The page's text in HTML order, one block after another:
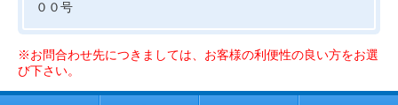
００号
※お問合わせ先につきましては、お客様の利便性の良い方をお選
び下さい。